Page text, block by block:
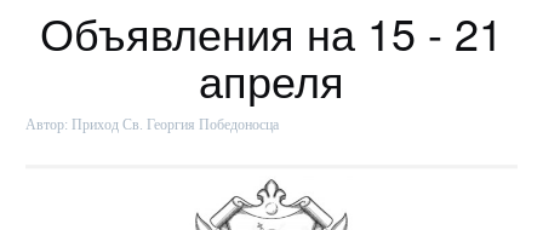
Объявления на 15 - 21
апреля
Автор: Приход Св. Георгия Победоносца